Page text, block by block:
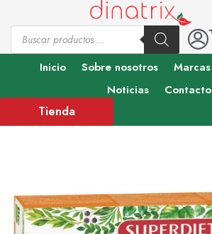
Inicio Sobre nosotros Marcas
Noticias
Contacto
Tienda